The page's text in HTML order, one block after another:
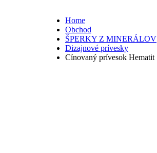
Home
Obchod
ŠPERKY Z MINERÁLOV
Dizajnové prívesky
Cínovaný prívesok Hematit